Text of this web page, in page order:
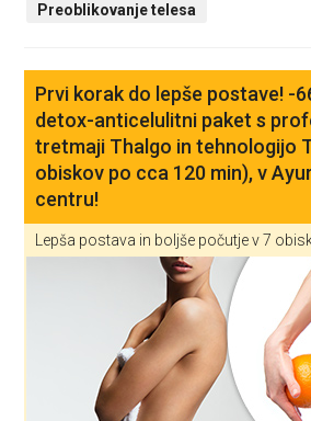
Preoblikovanje telesa
Prvi korak do lepše postave! -
detox-anticelulitni paket s
tretmaji Thalgo in tehnologijo
obiskov po cca 120 min), v
centru!
Lepša postava in boljše počutje v 7